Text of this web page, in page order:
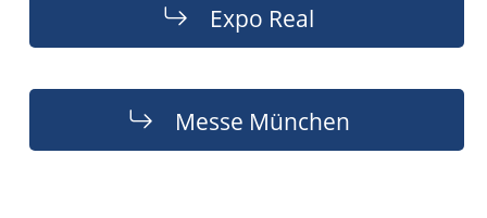
Expo Real
Messe München